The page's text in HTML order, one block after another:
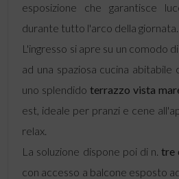
esposizione che garantisce
durante tutto l'arco della giornata.
L'ingresso si apre su un comodo
ad una spaziosa cucina abitabile
uno splendidoterrazzo vista
est, ideale per pranzi e cene
relax.
La soluzione dispone poi di n.tre
con accesso a balcone esposto